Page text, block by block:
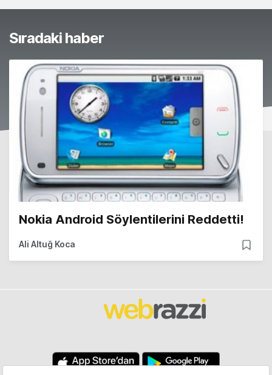
Sıradaki haber
Nokia Android Söylentilerini Reddetti!
Ali Altuğ Koca